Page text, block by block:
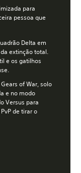
para
pessoa que
Delta em
extinção total.
e os gatilhos
of War, solo
e no modo
Versus para
de tirar o